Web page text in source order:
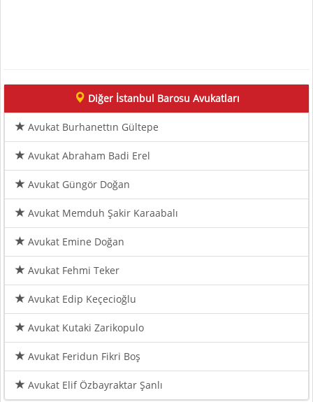
Diğer İstanbul Barosu Avukatları
Avukat Burhanettın Gültepe
Avukat Abraham Badi Erel
Avukat Güngör Doğan
Avukat Memduh Şakir Karaabalı
Avukat Emine Doğan
Avukat Fehmi Teker
Avukat Edip Keçecioğlu
Avukat Kutaki Zarikopulo
Avukat Feridun Fikri Boş
Avukat Elif Özbayraktar Şanlı